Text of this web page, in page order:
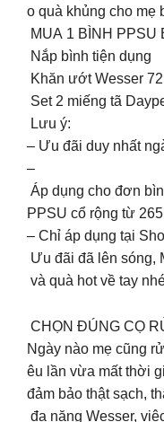
o quà khủng cho mẹ
MUA 1 BÌNH PPSU
Nắp bình tiện dụng
Khăn ướt Wesser
Set 2 miếng tã
Lưu ý:
– Ưu đãi duy nhất
–
Áp dụng cho đơn
PPSU cổ rộng từ
– Chỉ áp dụng tại
Ưu đãi đã lên sóng,
và quà hot về tay
CHỌN ĐÚNG CỌ
Ngày nào mẹ cũng
êu lần vừa mất thời
đảm bảo thật sạch,
đa năng Wesser,